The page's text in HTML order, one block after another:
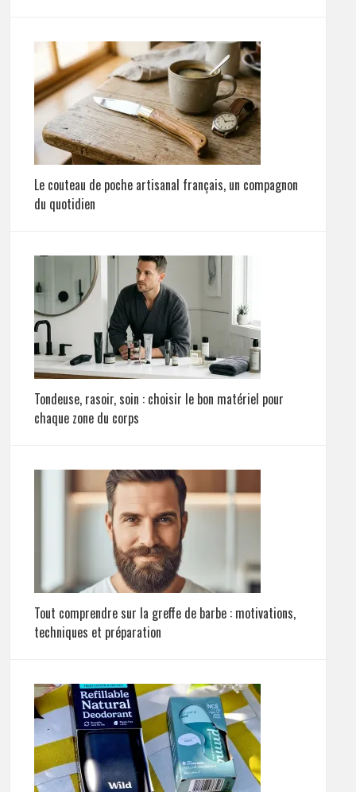
Le couteau de poche artisanal français, un compagnon
du quotidien
Tondeuse, rasoir, soin : choisir le bon matériel pour
chaque zone du corps
Tout comprendre sur la greffe de barbe : motivations,
techniques et préparation